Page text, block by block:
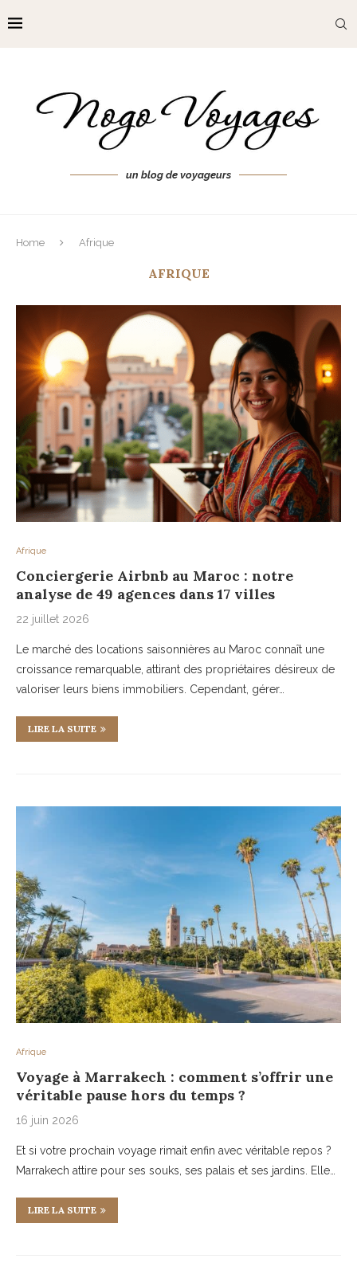
un blog de voyageurs
Home Afrique
AFRIQUE
Afrique
Conciergerie Airbnb au Maroc : notre
analyse de 49 agences dans 17 villes
22 juillet 2026
Le marché des locations saisonnières au Maroc connaît une
croissance remarquable, attirant des propriétaires désireux de
valoriser leurs biens immobiliers. Cependant, gérer…
LIRE LA SUITE
Afrique
Voyage à Marrakech : comment s’offrir une
véritable pause hors du temps ?
16 juin 2026
Et si votre prochain voyage rimait enfin avec véritable repos ?
Marrakech attire pour ses souks, ses palais et ses jardins. Elle…
LIRE LA SUITE